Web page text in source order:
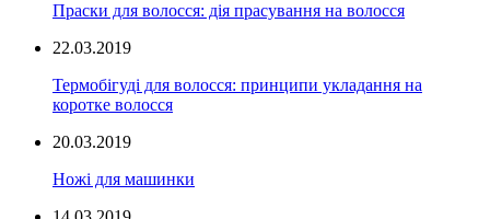
Праски для волосся: дія прасування на волосся
22.03.2019
Термобігуді для волосся: принципи укладання на
коротке волосся
20.03.2019
Ножі для машинки